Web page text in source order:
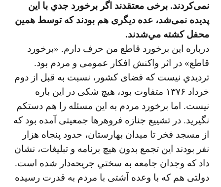
نمی‌كردند. برخی معتقدند اگر برخورد جدي با اين
پديده نمی‌شد، عده ديگری هم بودند كه توسط همين
محفل كشته مي‌شدند.
درباره اين برخورد قاطع من حرف دارم. «برخورد
قاطع» در اثر واكنش افكار عمومی و مردم بود.
ترديدي نيست كه فضای كشور، نسبت به قبل از دوم
خرداد ۱۳۷۶ متفاوت بود، هيچ شكی در اين باره
نيست. اما برخورد مردم به اين مسئله را هم دستكم
نگيريد. در تشييع جنازه فروهرها جمعيتی آمده بود كه
از مسجد فخر تا ميدان بهارستان، حدود پنجاه هزار
نفر بودند اين تجمع بدون هيچ برنامه و تبليغات، نشان
داد كه وجدان جامعه به سختي جريحه‌دار شده است.
دولتی هم كه با وعده آشتی با مردم به قدرت رسيده